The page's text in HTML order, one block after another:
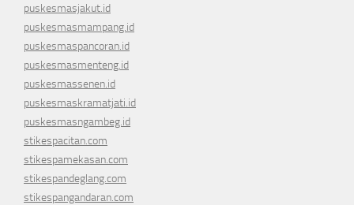
puskesmasjakut.id
puskesmasmampang.id
puskesmaspancoran.id
puskesmasmenteng.id
puskesmassenen.id
puskesmaskramatjati.id
puskesmasngambeg.id
stikespacitan.com
stikespamekasan.com
stikespandeglang.com
stikespangandaran.com